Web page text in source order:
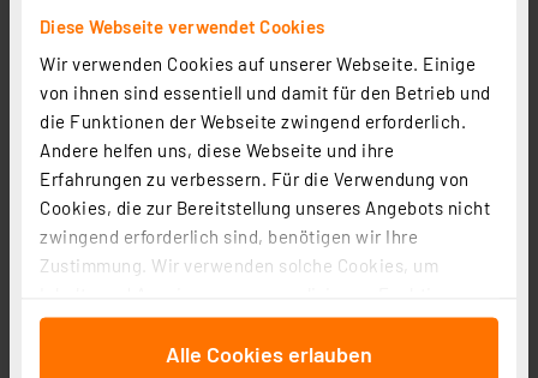
Diese Webseite verwendet Cookies
Wir verwenden Cookies auf unserer Webseite. Einige
von ihnen sind essentiell und damit für den Betrieb und
die Funktionen der Webseite zwingend erforderlich.
Andere helfen uns, diese Webseite und ihre
Erfahrungen zu verbessern. Für die Verwendung von
Cookies, die zur Bereitstellung unseres Angebots nicht
zwingend erforderlich sind, benötigen wir Ihre
Zustimmung. Wir verwenden solche Cookies, um
für soziale Medien anbieten zu können und die Zugriffe
auf unsere Website zu analysieren. Außerdem geben
Alle Cookies erlauben
Homematic IP Glasrahmen, 1-fach, schwarz, HmIP-GF1-
A
Artikel-Nr. 162148
inkl. MwSt.